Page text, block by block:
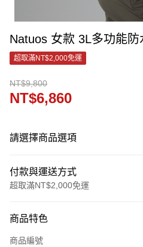
Natuos 女款 3L多功能
超取滿NT$2,000免運
NT$9,800
NT$6,860
請選擇商品選項
付款與運送方式
超取滿NT$2,000免運
信用卡一次付款
商品特色
商品編號